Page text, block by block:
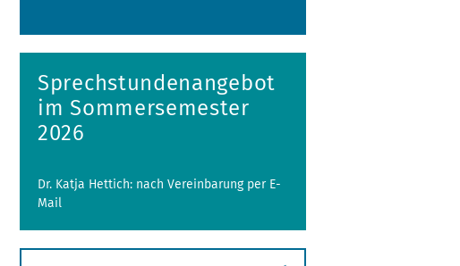
Sprechstundenangebot
im Sommersemester
2026
Dr. Katja Hettich: nach Vereinbarung per E-
Mail